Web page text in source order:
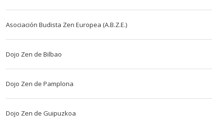
Asociación Budista Zen Europea (A.B.Z.E.)
Dojo Zen de Bilbao
Dojo Zen de Pamplona
Dojo Zen de Guipuzkoa